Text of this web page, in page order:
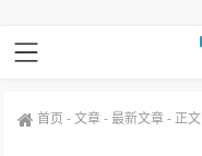
首页 -文章-最新文章- 正文